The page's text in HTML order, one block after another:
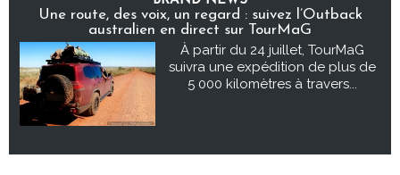
Une route, des voix, un regard : suivez l’Outback
australien en direct sur TourMaG
À partir du 24 juillet, TourMaG
suivra une expédition de plus de
5 000 kilomètres à travers...